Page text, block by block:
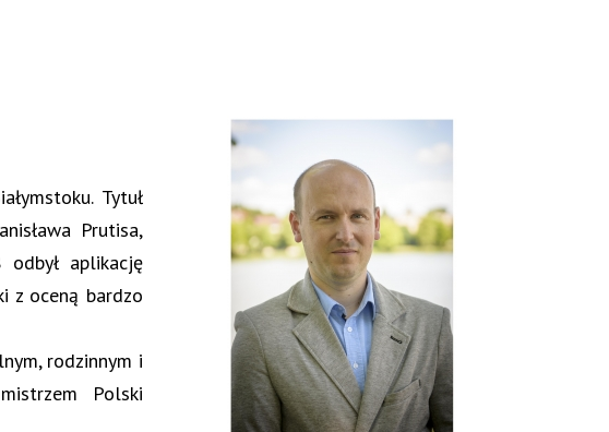
Tytuł
Prutisa,
aplikację
z oceną bardzo
rodzinnym i
Polski